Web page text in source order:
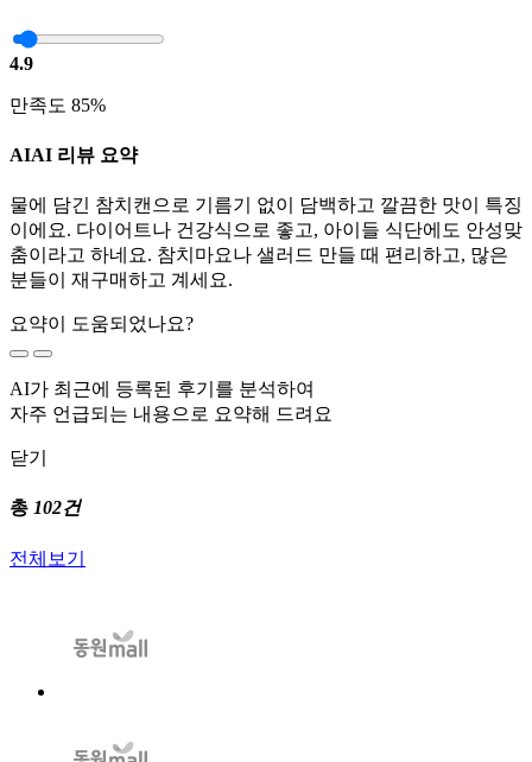
4.9
만족도 85%
AIAI 리뷰 요약
물에 담긴 참치캔으로 기름기 없이 담백하고 깔끔한 맛이 특징
이에요. 다이어트나 건강식으로 좋고, 아이들 식단에도 안성맞
춤이라고 하네요. 참치마요나 샐러드 만들 때 편리하고, 많은
분들이 재구매하고 계세요.
요약이 도움되었나요?
AI가 최근에 등록된 후기를 분석하여
자주 언급되는 내용으로 요약해 드려요
닫기
총 102건
전체보기